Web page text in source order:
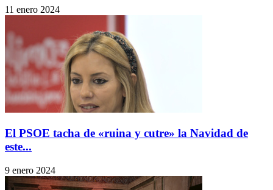
11 enero 2024
El PSOE tacha de «ruina y cutre» la Navidad de
este...
9 enero 2024